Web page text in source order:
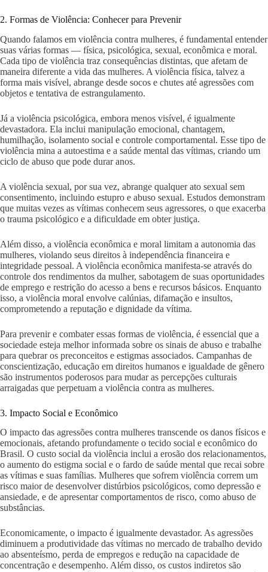
2. Formas de Violência: Conhecer para Prevenir
Quando falamos em violência contra mulheres, é fundamental entender
suas várias formas — física, psicológica, sexual, econômica e moral.
Cada tipo de violência traz consequências distintas, que afetam de
maneira diferente a vida das mulheres. A violência física, talvez a
forma mais visível, abrange desde socos e chutes até agressões com
objetos e tentativa de estrangulamento.
Já a violência psicológica, embora menos visível, é igualmente
devastadora. Ela inclui manipulação emocional, chantagem,
humilhação, isolamento social e controle comportamental. Esse tipo de
violência mina a autoestima e a saúde mental das vítimas, criando um
ciclo de abuso que pode durar anos.
A violência sexual, por sua vez, abrange qualquer ato sexual sem
consentimento, incluindo estupro e abuso sexual. Estudos demonstram
que muitas vezes as vítimas conhecem seus agressores, o que exacerba
o trauma psicológico e a dificuldade em obter justiça.
Além disso, a violência econômica e moral limitam a autonomia das
mulheres, violando seus direitos à independência financeira e
integridade pessoal. A violência econômica manifesta-se através do
controle dos rendimentos da mulher, sabotagem de suas oportunidades
de emprego e restrição do acesso a bens e recursos básicos. Enquanto
isso, a violência moral envolve calúnias, difamação e insultos,
comprometendo a reputação e dignidade da vítima.
Para prevenir e combater essas formas de violência, é essencial que a
sociedade esteja melhor informada sobre os sinais de abuso e trabalhe
para quebrar os preconceitos e estigmas associados. Campanhas de
conscientização, educação em direitos humanos e igualdade de gênero
são instrumentos poderosos para mudar as percepções culturais
arraigadas que perpetuam a violência contra as mulheres.
3. Impacto Social e Econômico
O impacto das agressões contra mulheres transcende os danos físicos e
emocionais, afetando profundamente o tecido social e econômico do
Brasil. O custo social da violência inclui a erosão dos relacionamentos,
o aumento do estigma social e o fardo de saúde mental que recai sobre
as vítimas e suas famílias. Mulheres que sofrem violência correm um
risco maior de desenvolver distúrbios psicológicos, como depressão e
ansiedade, e de apresentar comportamentos de risco, como abuso de
substâncias.
Economicamente, o impacto é igualmente devastador. As agressões
diminuem a produtividade das vítimas no mercado de trabalho devido
ao absenteísmo, perda de empregos e redução na capacidade de
concentração e desempenho. Além disso, os custos indiretos são